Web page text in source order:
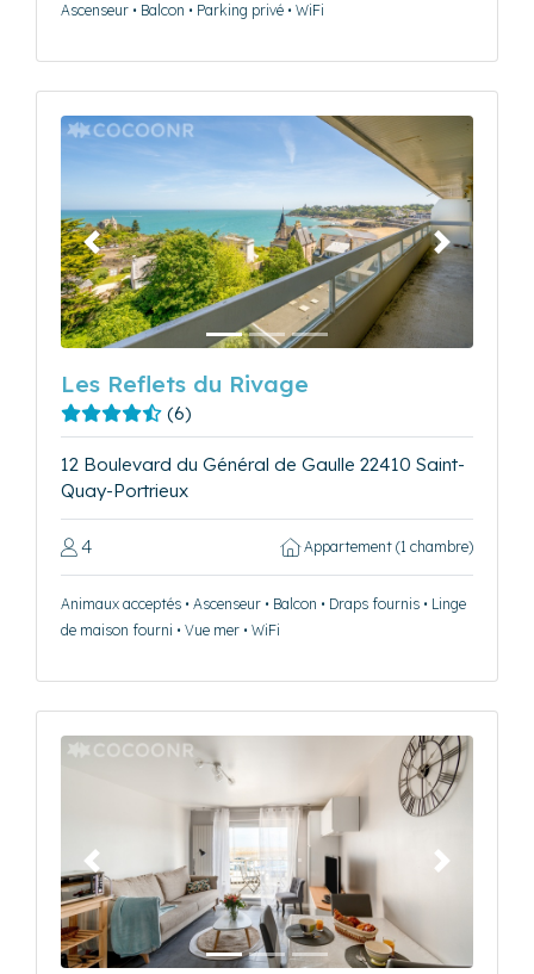
Ascenseur • Balcon • Parking privé • WiFi
Précédent Suivant
Les Reflets du Rivage
(6)
12 Boulevard du Général de Gaulle 22410 Saint-
Quay-Portrieux
4 Appartement (1 chambre)
Animaux acceptés • Ascenseur • Balcon • Draps fournis • Linge
de maison fourni • Vue mer • WiFi
Précédent Suivant